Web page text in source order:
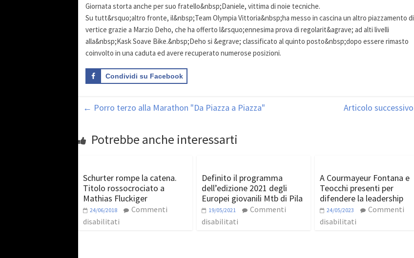
Giornata storta anche per suo fratello&nbsp;Daniele, vittima di noie tecniche.
Su tutt&rsquo;altro fronte, il&nbsp;Team Olympia Vittoria&nbsp;ha messo in cascina un altro piazzamento di
vertice grazie a Marzio Deho, che ha offerto l&rsquo;ennesima prova di regolarit&agrave; ad alti livelli
alla&nbsp;Kask Soave Bike.&nbsp;Deho si &egrave; classificato al quinto posto&nbsp;dopo essere rimasto
coinvolto in una caduta ed avere recuperato numerose posizioni.
Condividi su Facebook
← Porro terzo alla Marathon "Da Piazza a Piazza" Articolo successivo
Potrebbe anche interessarti
Schurter rompe la catena.
Titolo rossocrociato a
Mathias Fluckiger
24/06/2018
Commenti
disabilitati
Definito il programma
dell’edizione 2021 degli
Europei giovanili Mtb di Pila
19/05/2021
Commenti
disabilitati
A Courmayeur Fontana e
Teocchi presenti per
difendere la leadership
24/05/2023
Commenti
disabilitati